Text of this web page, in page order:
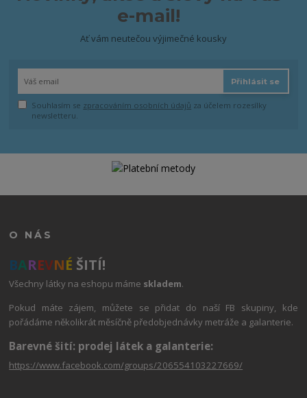
e-mail!
Ať vám neutečou výjimečné kousky
Přihlásit se
Souhlasím se zpracováním osobních údajů za účelem rozesílky
newsletteru.
O NÁS
BAREVNÉ ŠITÍ!
Všechny látky na eshopu máme skladem.
Pokud máte zájem, můžete se přidat do naší FB skupiny, kde
pořádáme několikrát měsíčně předobjednávky metráže a galanterie.
Barevné šití: prodej látek a galanterie:
https://www.facebook.com/groups/206554103227669/